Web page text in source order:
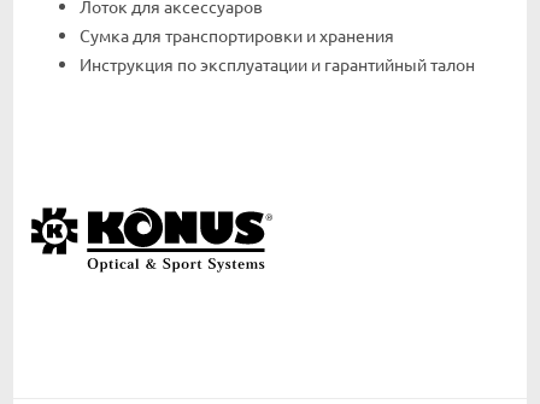
Лоток для аксессуаров
Сумка для транспортировки и хранения
Инструкция по эксплуатации и гарантийный талон